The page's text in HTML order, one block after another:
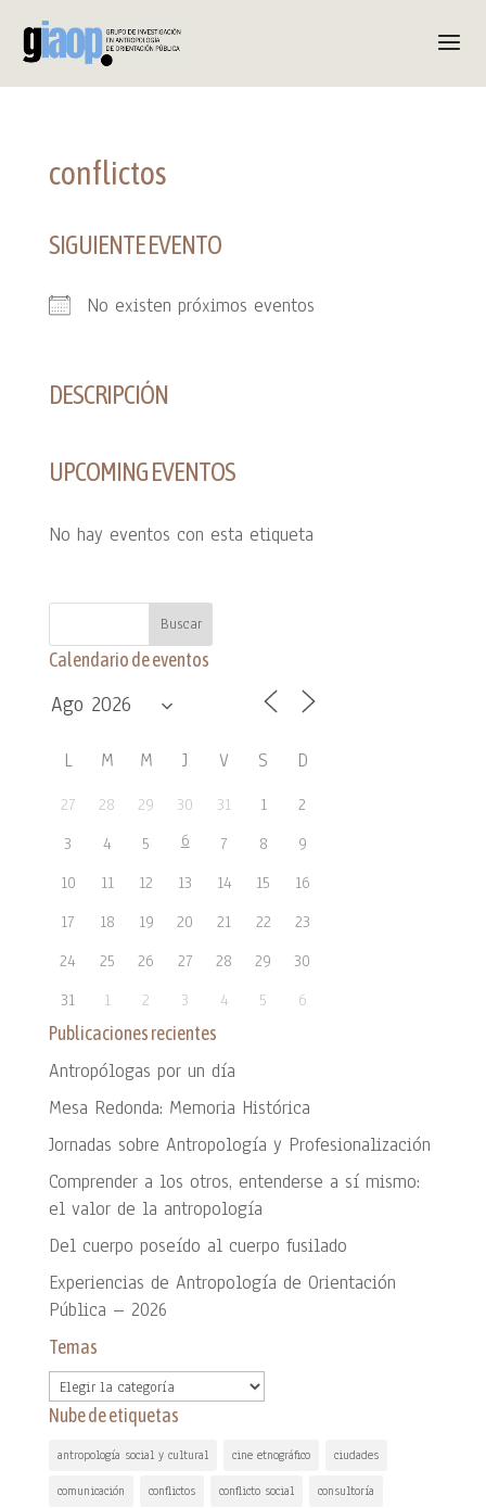
conflictos
SIGUIENTE EVENTO
No existen próximos eventos
DESCRIPCIÓN
UPCOMING EVENTOS
No hay eventos con esta etiqueta
Calendario de eventos
L M M J V S D
27 28 29 30 31 1
2
3
4 5 6 7 8
9
10
11 12 13 14 15
16
17
18 19 20 21 22
23
24
25 26 27 28 29
30
31
1 2 3 4 5 6
Publicaciones recientes
Antropólogas por un día
Mesa Redonda: Memoria Histórica
Jornadas sobre Antropología y Profesionalización
Comprender a los otros, entenderse a sí mismo:
el valor de la antropología
Del cuerpo poseído al cuerpo fusilado
Experiencias de Antropología de Orientación
Pública – 2026
Temas
Temas
Nube de etiquetas
antropología social y cultural cine etnográfico ciudades
comunicación conflictos conflicto social consultoría